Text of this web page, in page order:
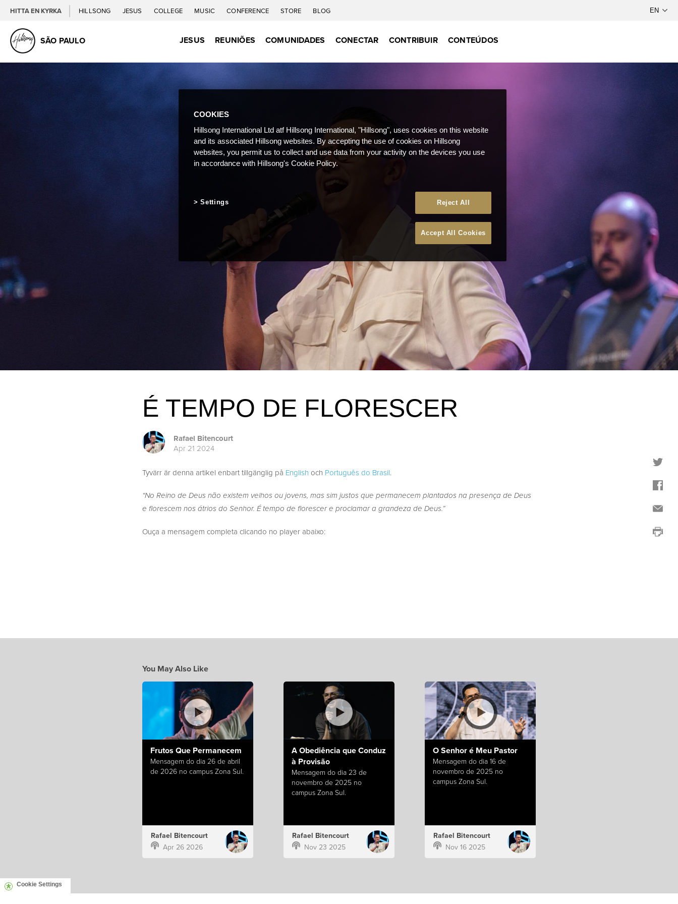
HITTA EN KYRKA HILLSONG JESUS COLLEGE MUSIC CONFERENCE STORE BLOG
SÃO PAULO JESUS REUNIÕES COMUNIDADES CONECTAR CONTRIBUIR CONTEÚDOS
É TEMPO DE FLORESCER
Rafael Bitencourt
Apr 21 2024
Tyvärr är denna artikel enbart tillgänglig på English och Português do Brasil.
“No Reino de Deus não existem velhos ou jovens, mas sim justos que permanecem plantados na presença de Deus
e florescem nos átrios do Senhor. É tempo de florescer e proclamar a grandeza de Deus.”
Ouça a mensagem completa clicando no player abaixo:
You May Also Like
Frutos Que Permanecem
Mensagem do dia 26 de abril
de 2026 no campus Zona Sul.
Rafael Bitencourt
Apr 26 2026
A Obediência que Conduz
à Provisão
Mensagem do dia 23 de
novembro de 2025 no
campus Zona Sul.
Rafael Bitencourt
Nov 23 2025
O Senhor é Meu Pastor
Mensagem do dia 16 de
novembro de 2025 no
campus Zona Sul.
Rafael Bitencourt
Nov 16 2025
Cookie Settings
COOKIES
Hillsong International Ltd atf Hillsong International, "Hillsong", uses cookies on this website
and its associated Hillsong websites. By accepting the use of cookies on Hillsong
websites, you permit us to collect and use data from your activity on the devices you use
in accordance with Hillsong's Cookie Policy.
Reject All
Accept All Cookies
Settings